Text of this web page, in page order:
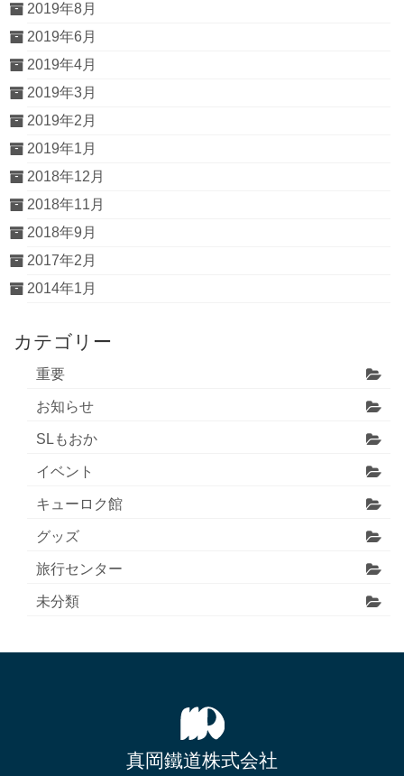
2019年8月
2019年6月
2019年4月
2019年3月
2019年2月
2019年1月
2018年12月
2018年11月
2018年9月
2017年2月
2014年1月
カテゴリー
重要
お知らせ
SLもおか
イベント
キューロク館
グッズ
旅行センター
未分類
真岡鐵道株式会社